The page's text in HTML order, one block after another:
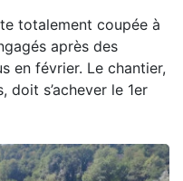
totalement coupée à
après des
en février. Le chantier,
doit s’achever le 1er